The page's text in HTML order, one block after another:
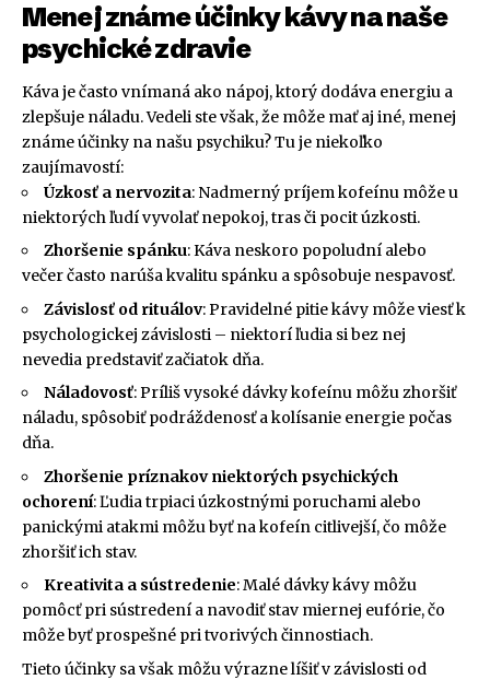
Menej známe účinky kávy na naše
psychické zdravie
Káva je často vnímaná ako nápoj, ktorý dodáva energiu a
zlepšuje náladu. Vedeli ste však, že môže mať aj iné, menej
známe účinky na našu psychiku? Tu je niekoľko
zaujímavostí:
Úzkosť a nervozita: Nadmerný príjem kofeínu môže u
niektorých ľudí vyvolať nepokoj, tras či pocit úzkosti.
Zhoršenie spánku: Káva neskoro popoludní alebo
večer často narúša kvalitu spánku a spôsobuje nespavosť.
Závislosť od rituálov: Pravidelné pitie kávy môže viesť k
psychologickej závislosti – niektorí ľudia si bez nej
nevedia predstaviť začiatok dňa.
Náladovosť: Príliš vysoké dávky kofeínu môžu zhoršiť
náladu, spôsobiť podráždenosť a kolísanie energie počas
dňa.
Zhoršenie príznakov niektorých psychických
ochorení: Ľudia trpiaci úzkostnými poruchami alebo
panickými atakmi môžu byť na kofeín citlivejší, čo môže
zhoršiť ich stav.
Kreativita a sústredenie: Malé dávky kávy môžu
pomôcť pri sústredení a navodiť stav miernej eufórie, čo
môže byť prospešné pri tvorivých činnostiach.
Tieto účinky sa však môžu výrazne líšiť v závislosti od